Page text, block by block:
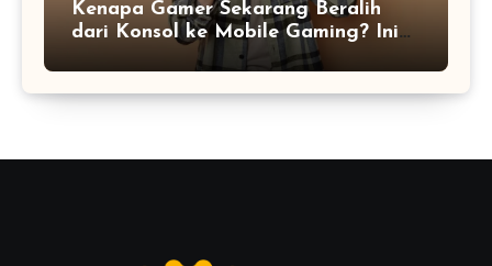
Kenapa Gamer Sekarang Beralih
dari Konsol ke Mobile Gaming? Ini